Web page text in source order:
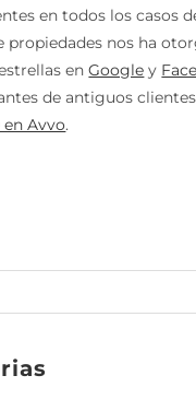
en todos los casos
propiedades nos ha
enGoogle y
de antiguos
en Avvo.